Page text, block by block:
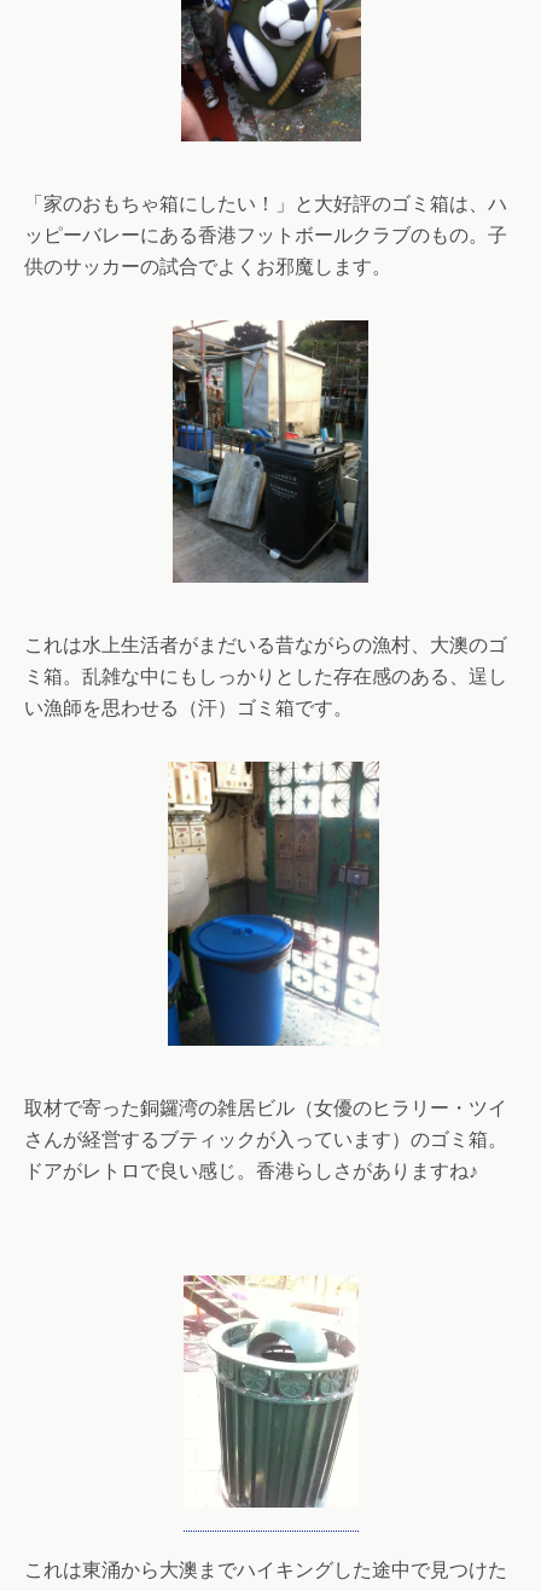
「家のおもちゃ箱にしたい！」と大好評のゴミ箱は、ハ
ッピーバレーにある香港フットボールクラブのもの。子
供のサッカーの試合でよくお邪魔します。
これは水上生活者がまだいる昔ながらの漁村、大澳のゴ
ミ箱。乱雑な中にもしっかりとした存在感のある、逞し
い漁師を思わせる（汗）ゴミ箱です。
取材で寄った銅鑼湾の雑居ビル（女優のヒラリー・ツイ
さんが経営するブティックが入っています）のゴミ箱。
ドアがレトロで良い感じ。香港らしさがありますね♪
これは東涌から大澳までハイキングした途中で見つけた